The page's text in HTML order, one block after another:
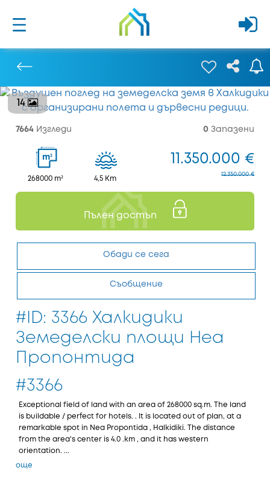
14
7664 Изгледи 0 Запазени
m2
268000 m² 4,5 Km
11.350.000 €
12.350.000 €
Пълен достъп
Обади се сега
Съобщение
#ID: 3366 Халкидики
Земеделски площи Неа
Пропонтида
#3366
Exceptional field of land with an area of 268000 sq.m. The land
is buildable / perfect for hotels. . It is located out of plan, at a
remarkable spot in Nea Propontida , Halkidiki. The distance
from the area's center is 4.0 .km , and it has western
orientation. ...
още